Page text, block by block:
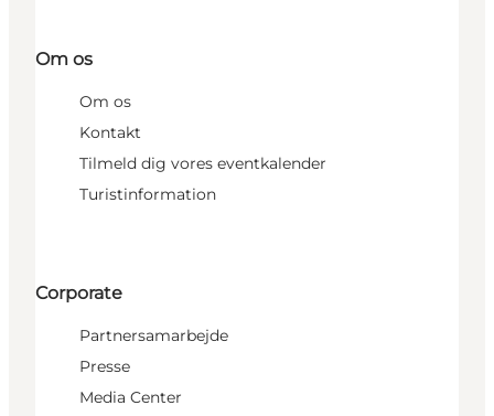
Om os
Om os
Kontakt
Tilmeld dig vores eventkalender
Turistinformation
Corporate
Partnersamarbejde
Presse
Media Center